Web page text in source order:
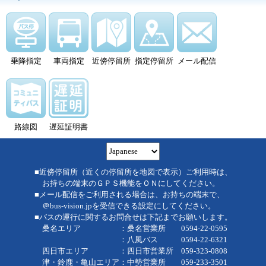
乗降指定 車両指定 近傍停留所 指定停留所 メール配信
路線図 遅延証明書
■近傍停留所（近くの停留所を地図で表示）ご利用時は、
お持ちの端末のＧＰＳ機能をＯＮにしてください。
■メール配信をご利用される場合は、お持ちの端末で、
＠bus-vision.jpを受信できる設定にしてください。
■バスの運行に関するお問合せは下記までお願いします。
桑名エリア ：桑名営業所 0594-22-0595
：八風バス 0594-22-6321
四日市エリア ：四日市営業所 059-323-0808
津・鈴鹿・亀山エリア：中勢営業所 059-233-3501